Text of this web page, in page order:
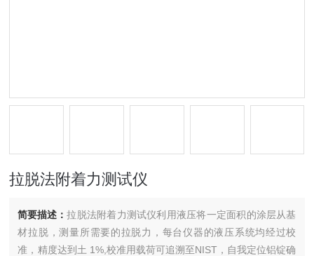
拉脱法附着力测试仪
简要描述：拉脱法附着力测试仪利用液压将一定面积的涂层从基
材拉脱，测量所需要的拉脱力，每台仪器的液压系统均经过校
准，精度达到土 1%,校准用载荷可追溯至NIST，自我定位铝锭确